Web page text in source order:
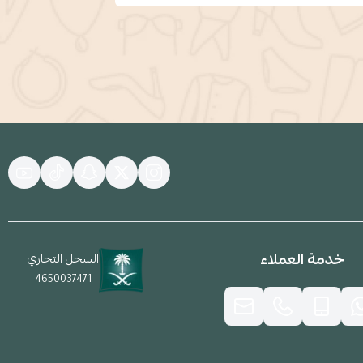
خدمة العملاء السجل التجاري
4650037471